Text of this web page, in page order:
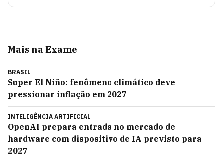
Mais na Exame
BRASIL
Super El Niño: fenômeno climático deve
pressionar inflação em 2027
INTELIGÊNCIA ARTIFICIAL
OpenAI prepara entrada no mercado de
hardware com dispositivo de IA previsto para
2027